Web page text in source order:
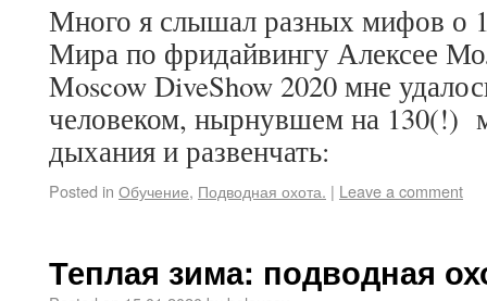
Много я слышал разных мифов о
Мира по фридайвингу Алексее
Moscow DiveShow 2020 мне
человеком, нырнувшем на 130(!)
дыхания и развенчать:
Posted in Обучение, Подводная охота. | Leave a comment
Теплая зима: подводная